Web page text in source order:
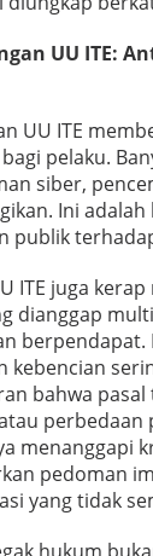
UU ITE:
UU ITE
pelaku.
siber,
Ini
publik
ITE juga
dianggap
kebencian
bahwa
perbedaan
menanggapi
pedoman
yang tidak
hukum